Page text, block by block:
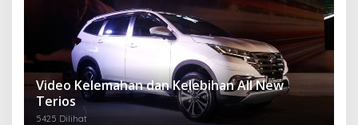
Video Kelemahan dan Kelebihan All New
Terios
5425 Dilihat